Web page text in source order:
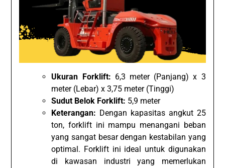
Ukuran Forklift: 6,3 meter (Panjang) x 3
meter (Lebar) x 3,75 meter (Tinggi)
Sudut Belok Forklift: 5,9 meter
Keterangan: Dengan kapasitas angkut 25
ton, forklift ini mampu menangani beban
yang sangat besar dengan kestabilan yang
optimal. Forklift ini ideal untuk digunakan
di kawasan industri yang memerlukan